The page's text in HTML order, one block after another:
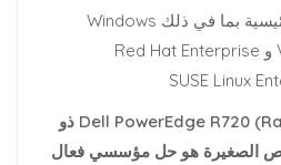
يدعم أنظمة التشغيل الرئيسية بما في ذلك Windows
Server و VMware ESXi و Red Hat Enterprise
سيرفر راك (Rack-mount) Dell PowerEdge R720 ذو
الصغيرة هو حل مؤسسي فعال